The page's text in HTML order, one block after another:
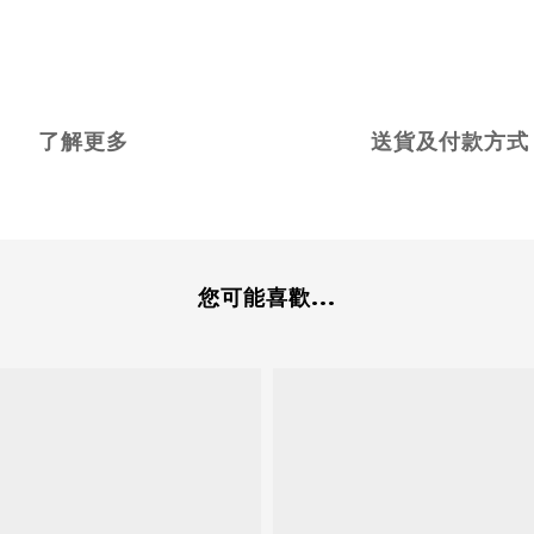
了解更多 送貨及付款方式
您可能喜歡...